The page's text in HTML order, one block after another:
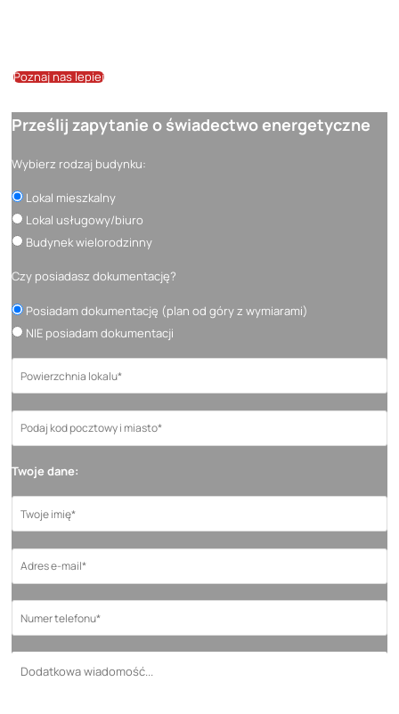
Poznaj nas lepiej
Prześlij zapytanie o świadectwo energetyczne
Wybierz rodzaj budynku:
Lokal mieszkalny
Lokal usługowy/biuro
Budynek wielorodzinny
Czy posiadasz dokumentację?
Posiadam dokumentację (plan od góry z wymiarami)
NIE posiadam dokumentacji
Twoje dane: